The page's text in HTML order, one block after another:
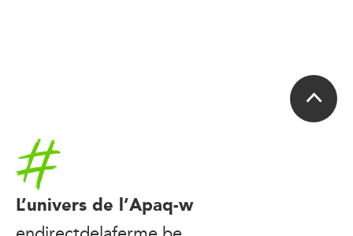
Accueil
L’univers de l’Apaq-w